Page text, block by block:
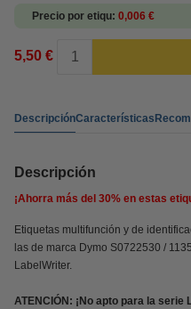
Precio por etiqu 0,006 €
5,50 €
DescripciónCaracterísticas
Descripción
¡Ahorra más del 30% en estas
Etiquetas multifunción y de
las de marca Dymo S0722530 /
LabelWriter.
ATENCIÓN: ¡No apto para la serie